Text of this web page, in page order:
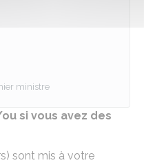
ministre
si vous avez des
sont mis à votre